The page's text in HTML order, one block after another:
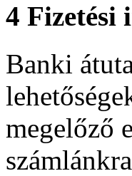
4 Fizetési
Banki
megelőző